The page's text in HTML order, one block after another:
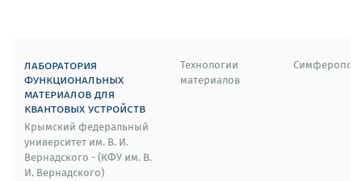
лаборатория
функциональных
материалов для
квантовых устройств
Крымский федеральный
университет им. В. И.
Вернадского - (КФУ им. В.
И. Вернадского)
Технологии
материалов